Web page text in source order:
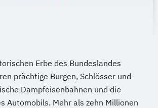
Erbe des Bundeslandes
prächtige Burgen, Schlösser und
Dampfeisenbahnen und die
Automobils. Mehr als zehn Millionen